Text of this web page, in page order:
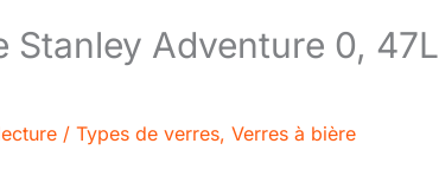
Stanley Adventure 0, 47L
/ Types de verres, Verres à bière